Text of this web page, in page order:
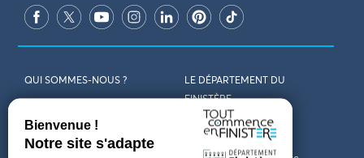
QUI SOMMES-NOUS ?
LE DÉPARTEMENT DU
FINISTÈRE
REJOIGNEZ-NOUS VENIR EN FINISTÈRE